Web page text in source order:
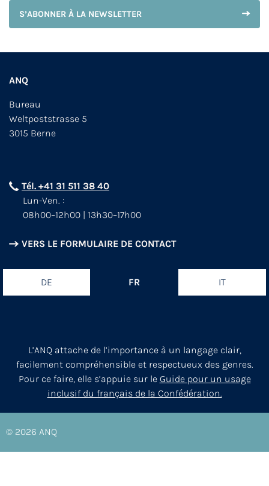
S’ABONNER À LA NEWSLETTER
ANQ
Bureau
Weltpoststrasse 5
3015 Berne
Tél. +41 31 511 38 40
Lun-Ven. :
08h00–12h00 | 13h30–17h00
VERS LE FORMULAIRE DE CONTACT
DE FR IT
L’ANQ attache de l’importance à un langage clair,
facilement compréhensible et respectueux des genres.
Pour ce faire, elle s’appuie sur le Guide pour un usage
inclusif du français de la Confédération.
© 2026 ANQ